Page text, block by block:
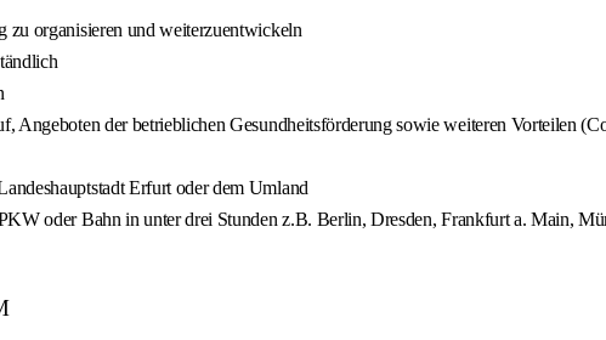
zu organisieren und weiterzuentwickeln
Angeboten der betrieblichen Gesundheitsförderung sowie weiteren Vorteilen
Erfurt oder dem Umland
oder Bahn in unter drei Stunden z.B. Berlin, Dresden, Frankfurt a. Main,